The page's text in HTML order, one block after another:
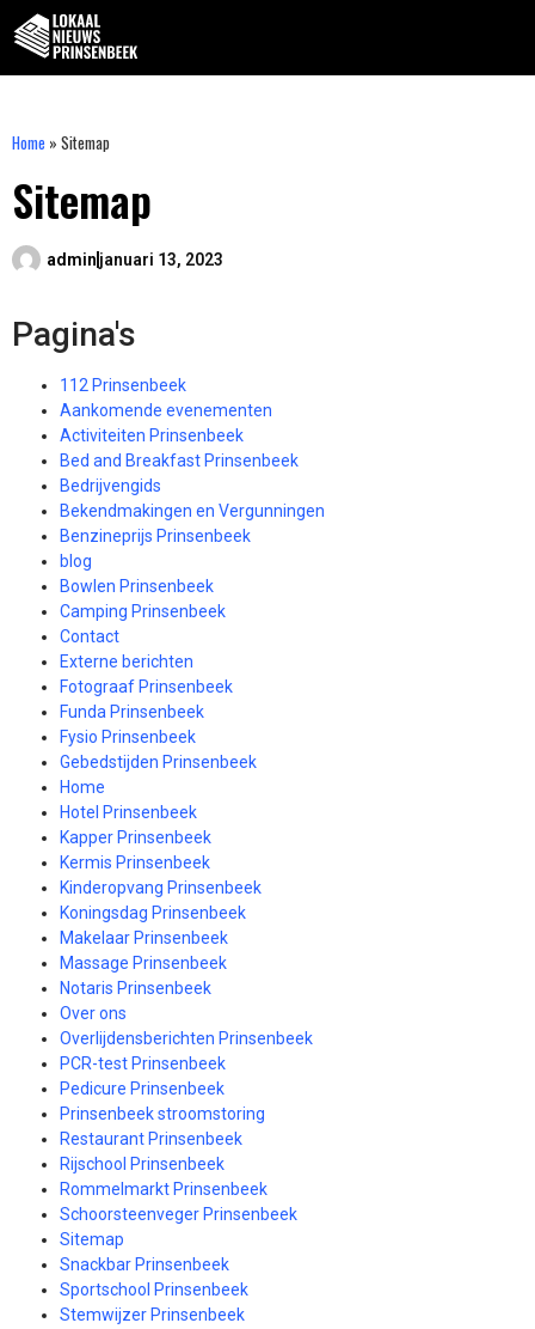
Home » Sitemap
Sitemap
admin januari 13, 2023
Pagina's
112 Prinsenbeek
Aankomende evenementen
Activiteiten Prinsenbeek
Bed and Breakfast Prinsenbeek
Bedrijvengids
Bekendmakingen en Vergunningen
Benzineprijs Prinsenbeek
blog
Bowlen Prinsenbeek
Camping Prinsenbeek
Contact
Externe berichten
Fotograaf Prinsenbeek
Funda Prinsenbeek
Fysio Prinsenbeek
Gebedstijden Prinsenbeek
Home
Hotel Prinsenbeek
Kapper Prinsenbeek
Kermis Prinsenbeek
Kinderopvang Prinsenbeek
Koningsdag Prinsenbeek
Makelaar Prinsenbeek
Massage Prinsenbeek
Notaris Prinsenbeek
Over ons
Overlijdensberichten Prinsenbeek
PCR-test Prinsenbeek
Pedicure Prinsenbeek
Prinsenbeek stroomstoring
Restaurant Prinsenbeek
Rijschool Prinsenbeek
Rommelmarkt Prinsenbeek
Schoorsteenveger Prinsenbeek
Sitemap
Snackbar Prinsenbeek
Sportschool Prinsenbeek
Stemwijzer Prinsenbeek